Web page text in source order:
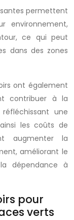
permettent
environnement,
ce qui peut
dans des zones
ont également
contribuer à la
une
les coûts de
augmenter la
améliorant le
dépendance à
pour
verts